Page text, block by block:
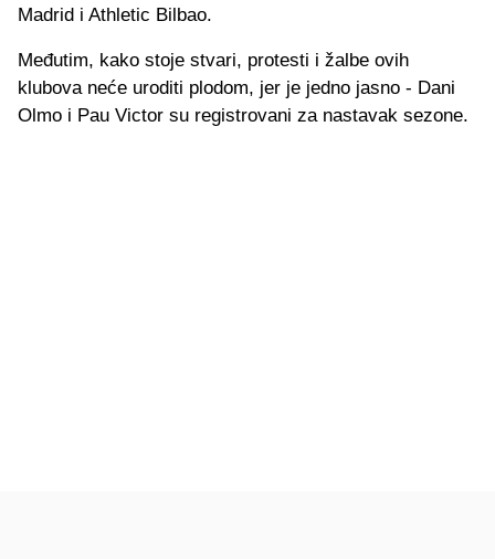
Madrid i Athletic Bilbao.
Međutim, kako stoje stvari, protesti i žalbe ovih
klubova neće uroditi plodom, jer je jedno jasno - Dani
Olmo i Pau Victor su registrovani za nastavak sezone.